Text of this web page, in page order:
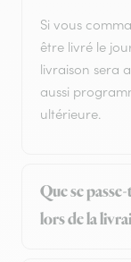
Si vous
être livré le
livraison sera
aussi
ultérieure.
Que se
lors de la